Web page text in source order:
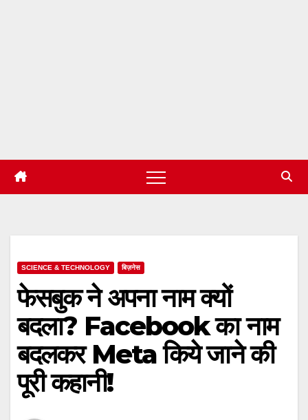
SCIENCE & TECHNOLOGY बिज़नेस
फेसबुक ने अपना नाम क्यों
बदला? Facebook का नाम
बदलकर Meta किये जाने की
पूरी कहानी!